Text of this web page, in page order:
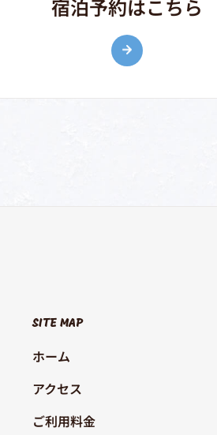
宿泊予約はこちら
SITE MAP
ホーム
アクセス
ご利用料金